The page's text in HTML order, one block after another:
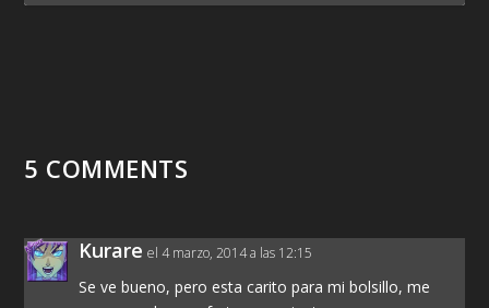
5 COMMENTS
Kurare el 4 marzo, 2014 a las 12:15
Se ve bueno, pero esta carito para mi bolsillo, me